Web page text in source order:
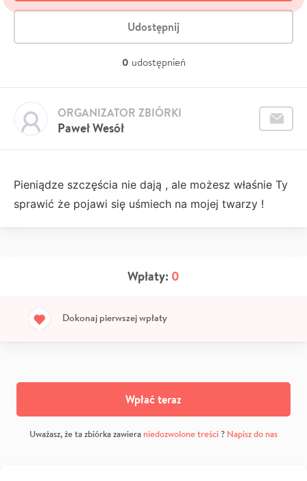
Udostępnij
0 udostępnień
Paweł Wesół
ORGANIZATOR ZBIÓRKI
Pieniądze szczęścia nie dają , ale możesz właśnie Ty
sprawić że pojawi się uśmiech na mojej twarzy !
Wpłaty: 0
Dokonaj pierwszej wpłaty
Wpłać teraz
Uważasz, że ta zbiórka zawiera niedozwolone treści? Napisz do nas